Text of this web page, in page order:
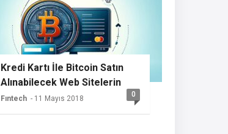
Kredi Kartı İle Bitcoin Satın
Alınabilecek Web Sitelerin
Listesi
Fıntech - 11 Mayıs 2018 0